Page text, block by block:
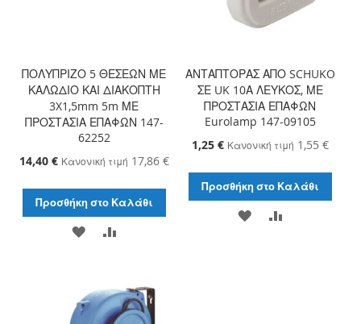
ΠΟΛΥΠΡΙΖΟ 5 ΘΕΣΕΩΝ ΜΕ
ΚΑΛΩΔΙΟ ΚΑΙ ΔΙΑΚΟΠΤΗ
3X1,5mm 5m ΜΕ
ΠΡΟΣΤΑΣΙΑ ΕΠΑΦΩΝ 147-
62252
Ειδική
14,40 € Κανονική τιμή 17,86 €
Προσθήκη στο Καλάθι
ΠΡΟΣΘΉΚΗ
ΛΊΣΤΑ
ΕΠΙΘΥΜΙΏΝ
ΣΎΓΚΡΙΣΗ
ΑΝΤΑΠΤΟΡΑΣ ΑΠΟ SCHUKO
ΣΕ UK 10Α ΛΕΥΚΟΣ, ΜΕ
ΠΡΟΣΤΑΣΙΑ ΕΠΑΦΩΝ
Eurolamp 147-09105
Ειδική
1,25 € Κανονική τιμή 1,55 €
Προσθήκη στο Καλάθι
ΠΡΟΣΘΉΚΗ